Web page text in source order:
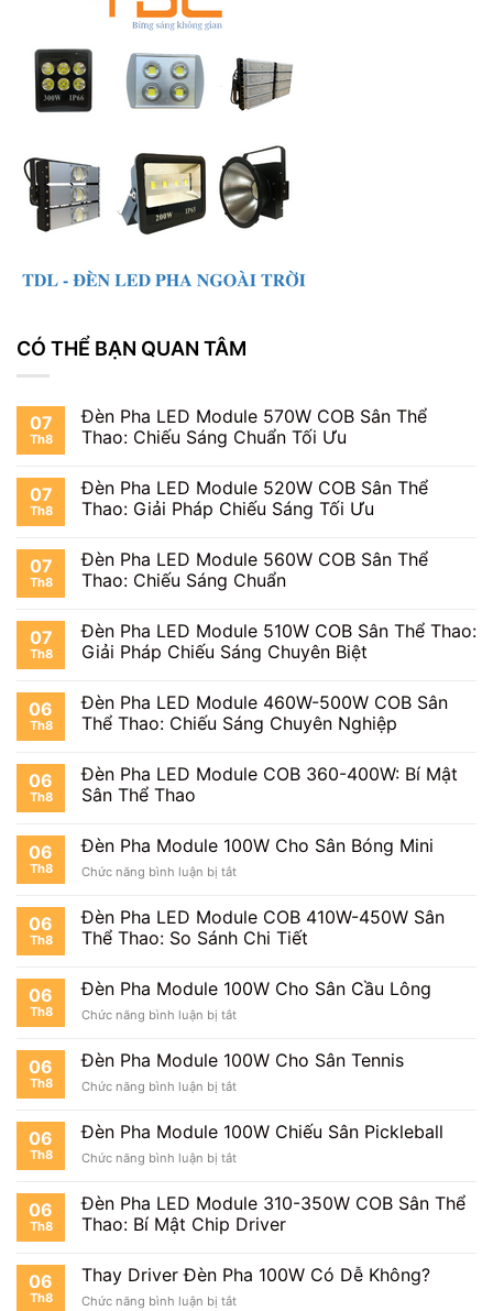
CÓ THỂ BẠN QUAN TÂM
07
Th8
Đèn Pha LED Module 570W COB Sân Thể
Thao: Chiếu Sáng Chuẩn Tối Ưu
07
Th8
Đèn Pha LED Module 520W COB Sân Thể
Thao: Giải Pháp Chiếu Sáng Tối Ưu
07
Th8
Đèn Pha LED Module 560W COB Sân Thể
Thao: Chiếu Sáng Chuẩn
07
Th8
Đèn Pha LED Module 510W COB Sân Thể Thao:
Giải Pháp Chiếu Sáng Chuyên Biệt
06
Th8
Đèn Pha LED Module 460W-500W COB Sân
Thể Thao: Chiếu Sáng Chuyên Nghiệp
06
Th8
Đèn Pha LED Module COB 360-400W: Bí Mật
Sân Thể Thao
06
Th8
Đèn Pha Module 100W Cho Sân Bóng Mini
Chức năng bình luận bị tắtở
Pha
Module
100W
Sân
Mini
06
Th8
Đèn Pha LED Module COB 410W-450W Sân
Thể Thao: So Sánh Chi Tiết
06
Th8
Đèn Pha Module 100W Cho Sân Cầu Lông
Chức năng bình luận bị tắtở
Pha
Module
100W
Sân
Lông
06
Th8
Đèn Pha Module 100W Cho Sân Tennis
Chức năng bình luận bị tắtở
Pha
Module
100W
Sân
Tennis
06
Th8
Đèn Pha Module 100W Chiếu Sân Pickleball
Chức năng bình luận bị tắtở
Pha
Module
100W
Sân
06
Th8
Đèn Pha LED Module 310-350W COB Sân Thể
Thao: Bí Mật Chip Driver
06
Th8
Thay Driver Đèn Pha 100W Có Dễ Không?
Chức năng bình luận bị tắtở